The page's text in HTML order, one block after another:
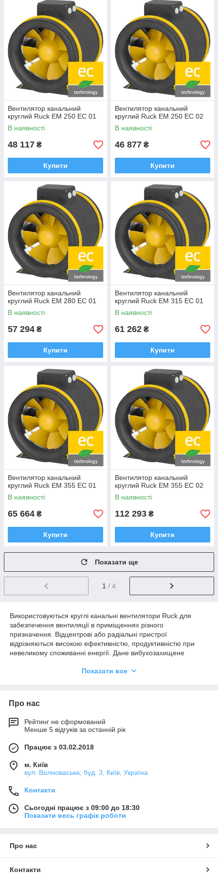
Вентилятор канальний
круглий Ruck EM 250 EC 01
В наявності
48 117 ₴
Купити
Вентилятор канальний
круглий Ruck EM 250 EC 02
В наявності
46 877 ₴
Купити
Вентилятор канальний
круглий Ruck EM 280 EC 01
В наявності
57 294 ₴
Купити
Вентилятор канальний
круглий Ruck EM 315 EC 01
В наявності
61 262 ₴
Купити
Вентилятор канальний
круглий Ruck EM 355 EC 01
В наявності
65 664 ₴
Купити
Вентилятор канальний
круглий Ruck EM 355 EC 02
В наявності
112 293 ₴
Купити
Показати ще
1 / 4
Використовуються круглі канальні вентилятори Ruck для
забезпечення вентиляції в приміщеннях різного
призначення. Відцентрові або радіальні пристрої
відрізняються високою ефективністю, продуктивністю при
невеликому споживанні енергії. Дане вибухозахищене
працювати при великих навантаженнях.
приміщеннях можна на сайті компанії «СМАРТКОМПЛЕКТ».
обладнання.
Відмітні якості круглих канальних
вентиляторів Ruck
Пропонуємо вам ознайомиться з низкою переваг круглих
У конструкції є робоче колесо, яке має лопатки,
витримувати різні навантаження.
Швидкість роботи канальних вентиляторів Ruck
Показати все
Про нас
Рейтинг не сформований
Менше 5 відгуків за останній рік
Працює з 03.02.2018
м. Київ
вул. Волноваська, буд. 3, Київ, Україна
Контакти
Сьогодні працює з 09:00 до 18:30
Показати весь графік роботи
Про нас
Контакти